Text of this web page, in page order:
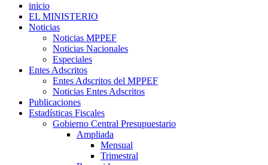
inicio
EL MINISTERIO
Noticias
Noticias MPPEF
Noticias Nacionales
Especiales
Entes Adscritos
Entes Adscritos del MPPEF
Noticias Entes Adscritos
Publicaciones
Estadísticas Fiscales
Gobierno Central Presupuestario
Ampliada
Mensual
Trimestral